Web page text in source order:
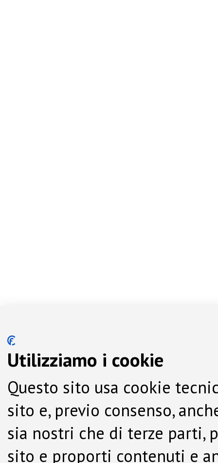
Utilizziamo i cookie
Questo sito usa cookie
sito e, previo consenso,
sia nostri che di terze parti,
sito e proporti contenuti e